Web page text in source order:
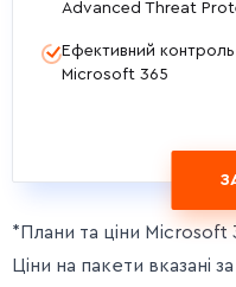
Advanced Threat
Ефективний
Microsoft 365
*Плани та ціни Microsoft
Ціни на пакети вказані